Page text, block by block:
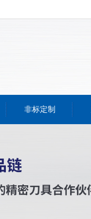
非标定制